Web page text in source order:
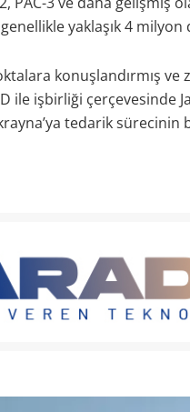
yaklaşık 4
konuşlandırmış ve
ile işbirliği çerçevesinde
tedarik sürecinin